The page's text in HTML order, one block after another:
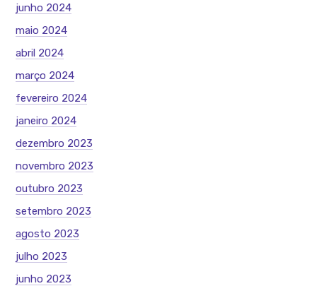
junho 2024
maio 2024
abril 2024
março 2024
fevereiro 2024
janeiro 2024
dezembro 2023
novembro 2023
outubro 2023
setembro 2023
agosto 2023
julho 2023
junho 2023